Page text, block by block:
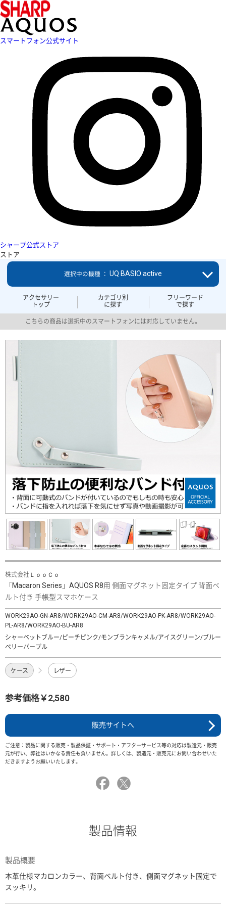
スマートフォン公式サイト
シャープ公式ストア
ストア
アクセサリー
トップ
カテゴリ別
に探す
フリーワード
で探す
選択中の機種 ： UQ BASIO active
こちらの商品は選択中のスマートフォンには対応していません。
株式会社ＬｏｏＣｏ
「Macaron Series」AQUOS R8用 側面マグネット固定タイプ 背面ベ
ルト付き 手帳型スマホケース
WORK29AO-GN-AR8/WORK29AO-CM-AR8/WORK29AO-PK-AR8/WORK29AO-
PL-AR8/WORK29AO-BU-AR8
シャーベットブルー/ピーチピンク/モンブランキャメル/アイスグリーン/ブルー
ベリーパープル
ケース レザー
参考価格￥2,580
販売サイトへ
ご注意：製品に関する販売・製品保証・サポート・アフターサービス等の対応は製造元・販売
元が行い、弊社はいかなる責任も負いません。詳しくは、製造元・販売元にお問い合わせいた
だきますようお願いいたします。
製品情報
製品概要
本革仕様マカロンカラー、背面ベルト付き、側面マグネット固定で
スッキリ。